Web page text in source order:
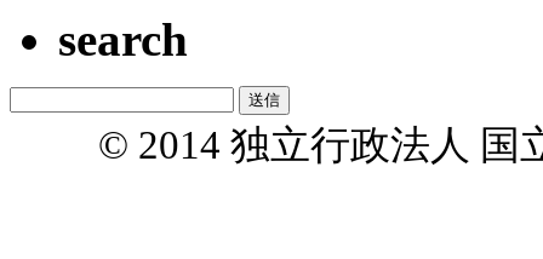
search
© 2014 独立行政法人 国